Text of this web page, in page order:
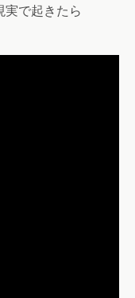
実で起きたら